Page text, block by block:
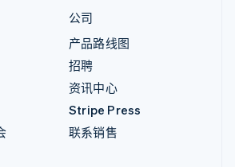
公司
产品路线图
招聘
资讯中心
Stripe Press
联系销售